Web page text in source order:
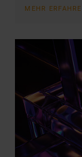
MEHR